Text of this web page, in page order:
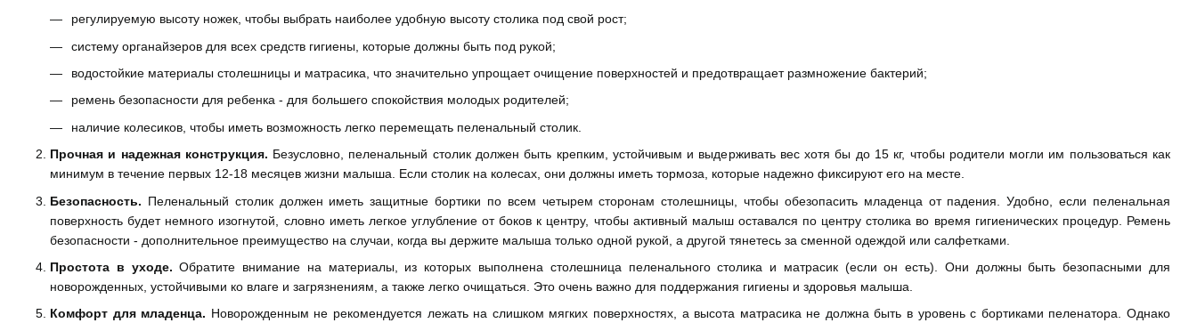
регулируемую высоту ножек, чтобы выбрать наиболее удобную высоту столика под свой рост;
систему органайзеров для всех средств гигиены, которые должны быть под рукой;
водостойкие материалы столешницы и матрасика, что значительно упрощает очищение поверхностей и предотвращает размножение бактерий;
ремень безопасности для ребенка - для большего спокойствия молодых родителей;
наличие колесиков, чтобы иметь возможность легко перемещать пеленальный столик.
Прочная и надежная конструкция. Безусловно, пеленальный столик должен быть крепким, устойчивым и выдерживать вес хотя бы до 15 кг, чтобы родители могли им пользоваться как
минимум в течение первых 12-18 месяцев жизни малыша. Если столик на колесах, они должны иметь тормоза, которые надежно фиксируют его на месте.
Безопасность. Пеленальный столик должен иметь защитные бортики по всем четырем сторонам столешницы, чтобы обезопасить младенца от падения. Удобно, если пеленальная
поверхность будет немного изогнутой, словно иметь легкое углубление от боков к центру, чтобы активный малыш оставался по центру столика во время гигиенических процедур. Ремень
безопасности - дополнительное преимущество на случаи, когда вы держите малыша только одной рукой, а другой тянетесь за сменной одеждой или салфетками.
Простота в уходе. Обратите внимание на материалы, из которых выполнена столешница пеленального столика и матрасик (если он есть). Они должны быть безопасными для
новорожденных, устойчивыми ко влаге и загрязнениям, а также легко очищаться. Это очень важно для поддержания гигиены и здоровья малыша.
Комфорт для младенца. Новорожденным не рекомендуется лежать на слишком мягких поверхностях, а высота матрасика не должна быть в уровень с бортиками пеленатора. Однако